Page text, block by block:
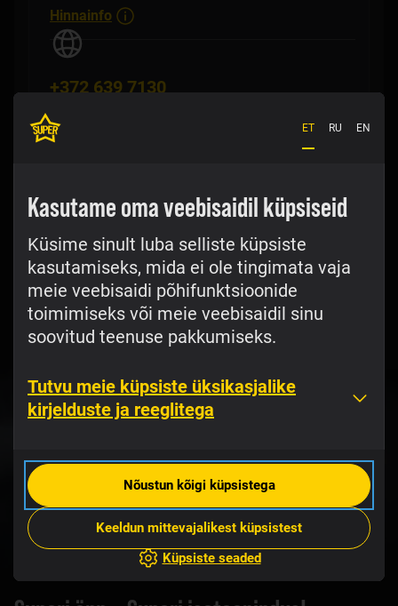
ET RU EN
Kasutame oma veebisaidil küpsiseid
Küsime sinult luba selliste küpsiste
kasutamiseks, mida ei ole tingimata vaja
meie veebisaidi põhifunktsioonide
toimimiseks või meie veebisaidil sinu
soovitud teenuse pakkumiseks.
Tutvu meie küpsiste üksikasjalike
kirjelduste ja reeglitega
Nõustun kõigi küpsistega
Keeldun mittevajalikest küpsistest
Küpsiste seaded
Hinnainfo
+372 639 7130
Kui helistad välismaalt
Vaata ettemakse jääki tasuta
Äpis saad vaadata ettemakse, kõnede, sõnumite
ja internetimahu jääki ning teenuste ja Superi
kõnekaardi kehtivusaega.